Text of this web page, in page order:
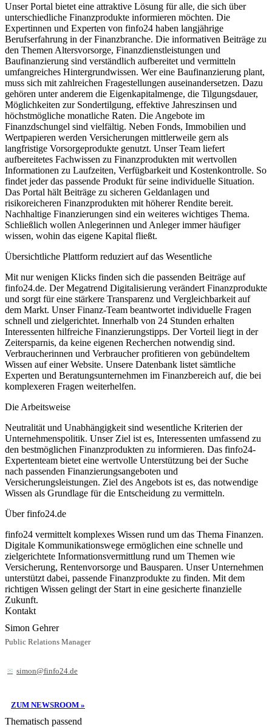
Unser Portal bietet eine attraktive Lösung für alle, die sich über
unterschiedliche Finanzprodukte informieren möchten. Die
Expertinnen und Experten von finfo24 haben langjährige
Berufserfahrung in der Finanzbranche. Die informativen Beiträge zu
den Themen Altersvorsorge, Finanzdienstleistungen und
Baufinanzierung sind verständlich aufbereitet und vermitteln
umfangreiches Hintergrundwissen. Wer eine Baufinanzierung plant,
muss sich mit zahlreichen Fragestellungen auseinandersetzen. Dazu
gehören unter anderem die Eigenkapitalmenge, die Tilgungsdauer,
Möglichkeiten zur Sondertilgung, effektive Jahreszinsen und
höchstmögliche monatliche Raten. Die Angebote im
Finanzdschungel sind vielfältig. Neben Fonds, Immobilien und
Wertpapieren werden Versicherungen mittlerweile gern als
langfristige Vorsorgeprodukte genutzt. Unser Team liefert
aufbereitetes Fachwissen zu Finanzprodukten mit wertvollen
Informationen zu Laufzeiten, Verfügbarkeit und Kostenkontrolle. So
findet jeder das passende Produkt für seine individuelle Situation.
Das Portal hält Beiträge zu sicheren Geldanlagen und
risikoreicheren Finanzprodukten mit höherer Rendite bereit.
Nachhaltige Finanzierungen sind ein weiteres wichtiges Thema.
Schließlich wollen Anlegerinnen und Anleger immer häufiger
wissen, wohin das eigene Kapital fließt.
Übersichtliche Plattform reduziert auf das Wesentliche
Mit nur wenigen Klicks finden sich die passenden Beiträge auf
finfo24.de. Der Megatrend Digitalisierung verändert Finanzprodukte
und sorgt für eine stärkere Transparenz und Vergleichbarkeit auf
dem Markt. Unser Finanz-Team beantwortet individuelle Fragen
schnell und zielgerichtet. Innerhalb von 24 Stunden erhalten
Interessenten hilfreiche Finanzierungstipps. Der Vorteil liegt in der
Zeitersparnis, da keine eigenen Recherchen notwendig sind.
Verbraucherinnen und Verbraucher profitieren von gebündeltem
Wissen auf einer Website. Unsere Datenbank listet sämtliche
Experten und Beratungsunternehmen im Finanzbereich auf, die bei
komplexeren Fragen weiterhelfen.
Die Arbeitsweise
Neutralität und Unabhängigkeit sind wesentliche Kriterien der
Unternehmenspolitik. Unser Ziel ist es, Interessenten umfassend zu
den bestmöglichen Finanzprodukten zu informieren. Das finfo24-
Expertenteam bietet eine wertvolle Unterstützung bei der Suche
nach passenden Finanzierungsangeboten und
Versicherungsleistungen. Ziel des Angebots ist es, das notwendige
Wissen als Grundlage für die Entscheidung zu vermitteln.
Über finfo24.de
finfo24 vermittelt komplexes Wissen rund um das Thema Finanzen.
Digitale Kommunikationswege ermöglichen eine schnelle und
zielgerichtete Informationsvermittlung rund um Themen wie
Versicherung, Rentenvorsorge und Bausparen. Unser Unternehmen
unterstützt dabei, passende Finanzprodukte zu finden. Mit dem
richtigen Wissen gelingt der Start in eine gesicherte finanzielle
Zukunft.
Kontakt
Simon Gehrer
Public Relations Manager
simon@finfo24.de
ZUM NEWSROOM »
Thematisch passend